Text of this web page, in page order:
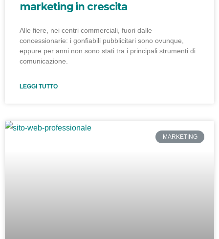
marketing in crescita
Alle fiere, nei centri commerciali, fuori dalle
concessionarie: i gonfiabili pubblicitari sono ovunque,
eppure per anni non sono stati tra i principali strumenti di
comunicazione.
LEGGI TUTTO
MARKETING